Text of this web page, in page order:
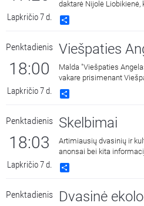
Lapkričio 7 d.
daktarė Nijolė Liobikienė,
Penktadienis
18:00
Lapkričio 7 d.
Viešpaties
Malda "Viešpaties
vakare prisimenant
Penktadienis
18:03
Lapkričio 7 d.
Skelbimai
Artimiausių dvasinių ir
anonsai bei kita
Penktadienis Dvasinė